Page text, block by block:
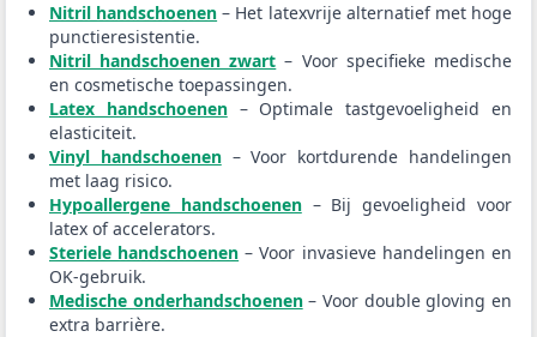
Nitril handschoenen – Het latexvrije alternatief met hoge
punctieresistentie.
Nitril handschoenen zwart – Voor specifieke medische
en cosmetische toepassingen.
Latex handschoenen– Optimale tastgevoeligheid en
elasticiteit.
Vinyl handschoenen– Voor kortdurende handelingen
met laag risico.
Hypoallergene handschoenen– Bij gevoeligheid voor
latex of accelerators.
Steriele handschoenen – Voor invasieve handelingen en
OK-gebruik.
Medische onderhandschoenen– Voor double gloving en
extra barrière.